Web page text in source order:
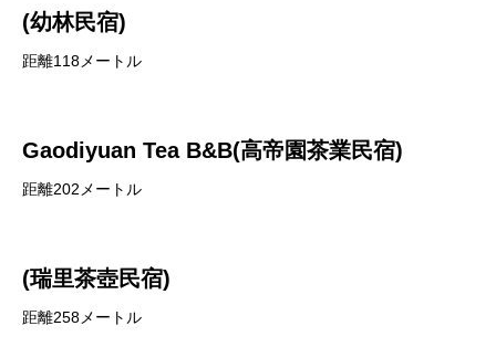
(幼林民宿)
距離118メートル
Gaodiyuan Tea B&B(高帝園茶業民宿)
距離202メートル
(瑞里茶壺民宿)
距離258メートル